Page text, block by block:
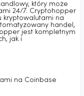
który może
24/7. Cryptohopper
kryptowalutami na
handel,
jest kompletnym
jak i
na Coinbase